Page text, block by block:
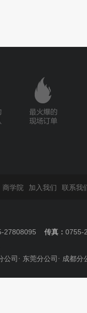
商学院 加入我们 联系我
27808095 传真： 0755-
公司 · 东莞分公司 · 成都分